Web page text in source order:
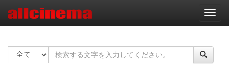
ナ
ビ
ー